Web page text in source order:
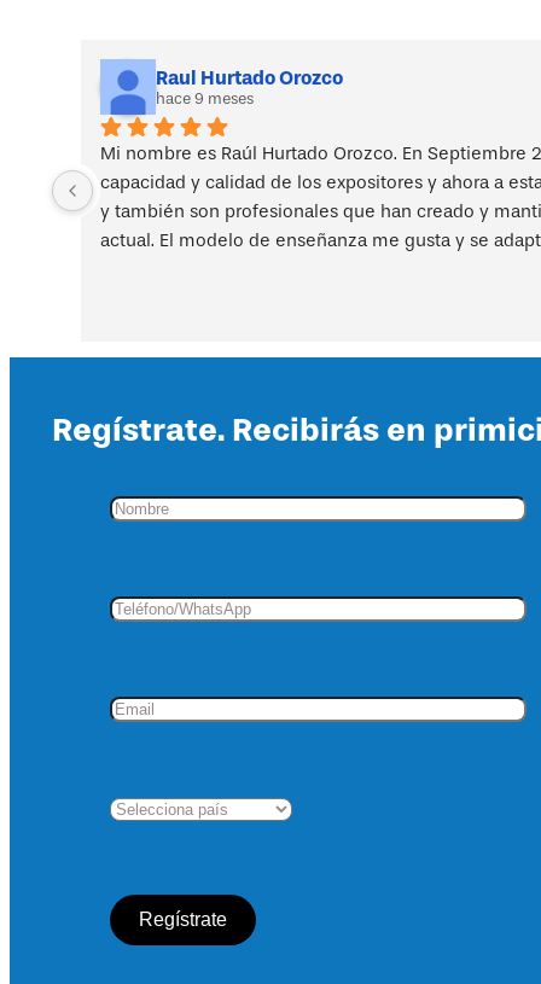
Raul Hurtado Orozco
hace 9 meses
Mi nombre es Raúl Hurtado Orozco. En
capacidad y calidad de los expositores y ahora a
y también son profesionales que han creado y
actual. El modelo de enseñanza me gusta y se
Regístrate. Recibirás en